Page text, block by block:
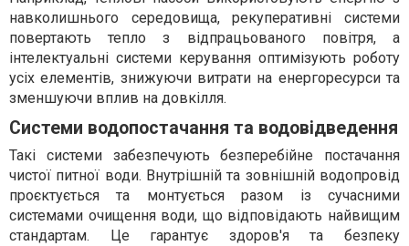
навколишнього середовища, рекуперативні системи
повертають тепло з відпрацьованого повітря, а
інтелектуальні системи керування оптимізують роботу
усіх елементів, знижуючи витрати на енергоресурси та
зменшуючи вплив на довкілля.
Системи водопостачання та водовідведення
Такі системи забезпечують безперебійне постачання
чистої питної води. Внутрішній та зовнішній водопровід
проєктується та монтується разом із сучасними
системами очищення води, що відповідають найвищим
стандартам. Це гарантує здоров'я та безпеку